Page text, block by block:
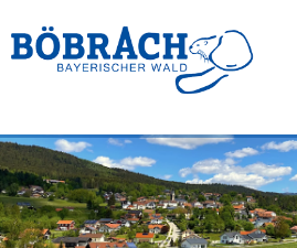
Inhalt
springen
Suche
nach: